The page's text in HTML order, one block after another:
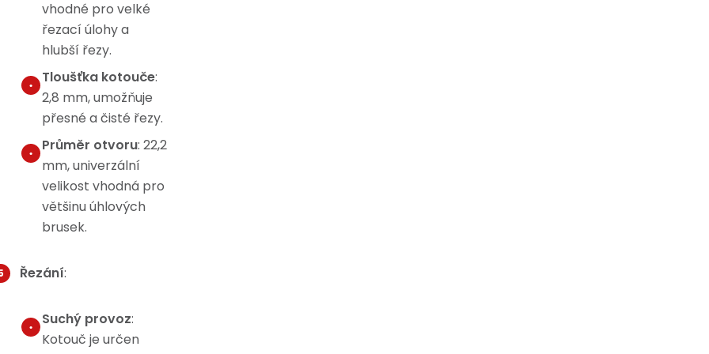
vhodné pro velké
řezací úlohy a
hlubší řezy.
Tloušťka kotouče:
2,8 mm, umožňuje
přesné a čisté řezy.
Průměr otvoru: 22,2
mm, univerzální
velikost vhodná pro
většinu úhlových
brusek.
Řezání:
Suchý provoz:
Kotouč je určen